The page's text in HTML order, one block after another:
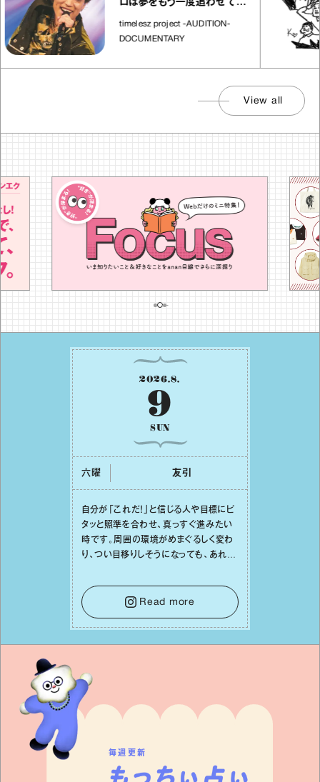
ロは夢をもう一度追わせてく
れた場所」
timelesz project -AUDITION-
DOCUMENTARY
View all
2026.8.
9
SUN
六曜 友引
⾃分が「これだ！」と信じる⼈や⽬標にピ
タッと照準を合わせ、真っすぐ進みたい
時です。周囲の環境がめまぐるしく変わ
り、つい⽬移りしそうになっても、あれこ
をそっと⼿放し、⽬の前のことに集中しま
しょう。そのブレない決意が、あなたにと
って有意義で安定した成果を引き寄せま
す。
Read more
毎週更新